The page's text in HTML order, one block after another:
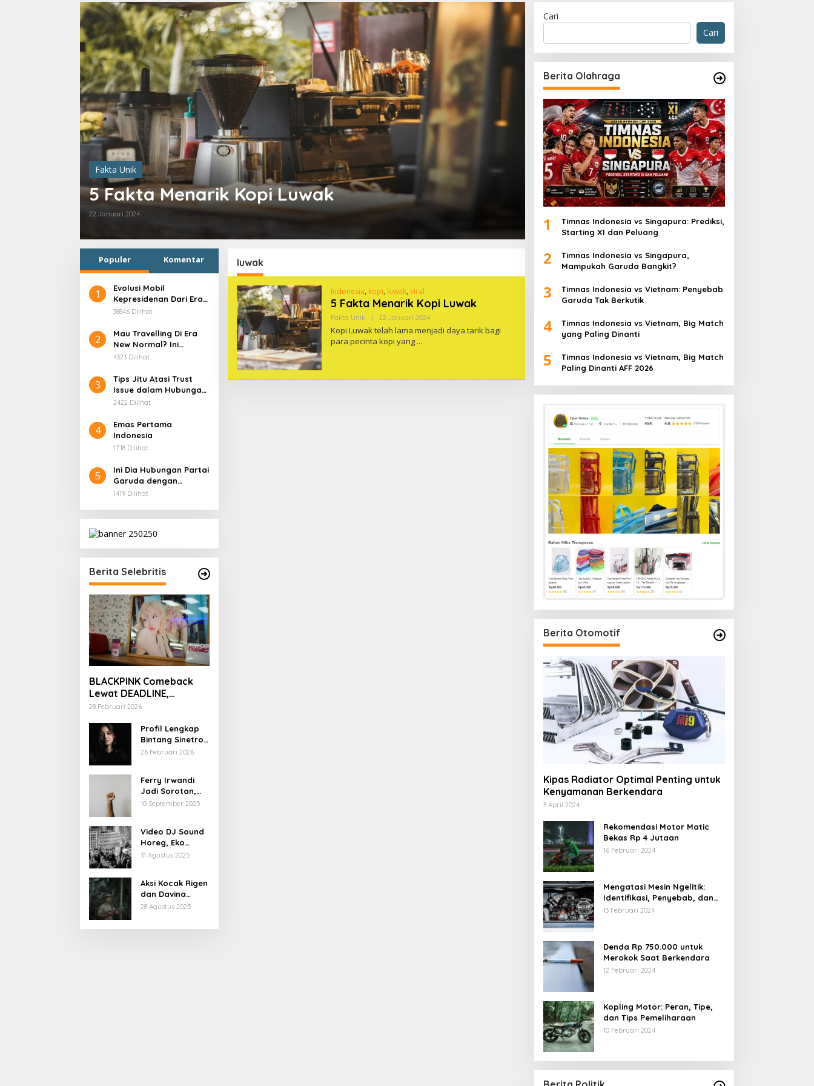
Fakta Unik
5 Fakta Menarik Kopi Luwak
22 Januari 2024
Populer Komentar
1
Evolusi Mobil
Kepresidenan Dari Era
Soekarno
38846 Dilihat
2
Mau Travelling Di Era
New Normal? Ini
Beberapa Hal Yang
Persiapkan!
4323 Dilihat
3
Tips Jitu Atasi Trust
Issue dalam Hubungan,
Dijamin Ampuh!
2422 Dilihat
4
Emas Pertama
Indonesia
1718 Dilihat
5
Ini Dia Hubungan Partai
Garuda dengan
Gerindra
1419 Dilihat
Berita Selebritis
BLACKPINK Comeback
Lewat DEADLINE,
YouTube Tembus 100
28 Februari 2026
Profil Lengkap
Bintang Sinetron
Mencintai Ipar
26 Februari 2026
Ferry Irwandi
Jadi Sorotan,
Begini Latar
10 September 2025
Video DJ Sound
Horeg, Eko
Patrio Buka
31 Agustus 2025
Aksi Kocak Rigen
dan Davina
Karamoy di Film
28 Agustus 2025
luwak
Indonesia, kopi, luwak, viral
5 Fakta Menarik Kopi Luwak
Fakta Unik | 22 Januari 2024Oleh
Kopi Luwak telah lama menjadi daya tarik bagi
para pecinta kopi yang
Cari
Cari
Berita Olahraga
1
Timnas Indonesia vs Singapura: Prediksi,
Starting XI dan Peluang
2
Timnas Indonesia vs Singapura,
Mampukah Garuda Bangkit?
3
Timnas Indonesia vs Vietnam: Penyebab
Garuda Tak Berkutik
4
Timnas Indonesia vs Vietnam, Big Match
yang Paling Dinanti
5
Timnas Indonesia vs Vietnam, Big Match
Paling Dinanti AFF 2026
Berita Otomotif
Kipas Radiator Optimal Penting untuk
Kenyamanan Berkendara
3 April 2024
Rekomendasi Motor Matic
Bekas Rp 4 Jutaan
16 Februari 2024
Mengatasi Mesin Ngelitik:
Identifikasi, Penyebab, dan
Solusi
13 Februari 2024
Denda Rp 750.000 untuk
Merokok Saat Berkendara
12 Februari 2024
Kopling Motor: Peran, Tipe,
dan Tips Pemeliharaan
10 Februari 2024